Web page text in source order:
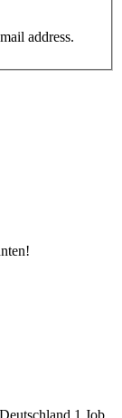
address.
Deutschland 1 Job